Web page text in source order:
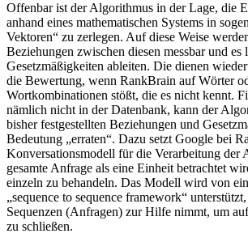
Offenbar ist der Algorithmus in der Lage, die
anhand eines mathematischen Systems in
Vektoren“ zu zerlegen. Auf diese Weise
Beziehungen zwischen diesen messbar und es
Gesetzmäßigkeiten ableiten. Die dienen
die Bewertung, wenn RankBrain auf Wörter
Wortkombinationen stößt, die es nicht kennt.
nämlich nicht in der Datenbank, kann der
bisher festgestellten Beziehungen und
Bedeutung „erraten“. Dazu setzt Google bei
Konversationsmodell für die Verarbeitung der
gesamte Anfrage als eine Einheit betrachtet
einzeln zu behandeln. Das Modell wird von
„sequence to sequence framework“
Sequenzen (Anfragen) zur Hilfe nimmt, um
zu schließen.